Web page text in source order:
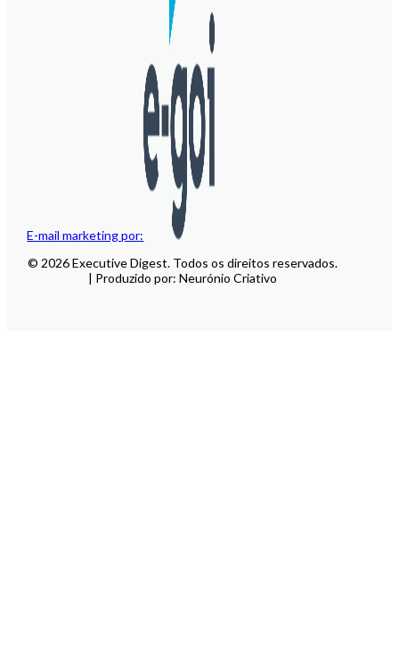
E-mail marketing por:
© 2026 Executive Digest. Todos os direitos reservados.
| Produzido por: Neurónio Criativo